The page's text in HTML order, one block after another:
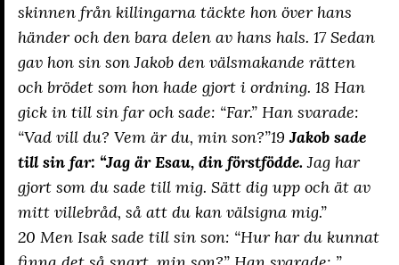
skinnen från killingarna täckte hon över hans
händer och den bara delen av hans hals. 17 Sedan
gav hon sin son Jakob den välsmakande rätten
och brödet som hon hade gjort i ordning. 18 Han
gick in till sin far och sade: “Far.” Han svarade:
“Vad vill du? Vem är du, min son?”19 Jakob sade
till sin far: “Jag är Esau, din förstfödde. Jag har
gjort som du sade till mig. Sätt dig upp och ät av
mitt villebråd, så att du kan välsigna mig.”
20 Men Isak sade till sin son: “Hur har du kunnat